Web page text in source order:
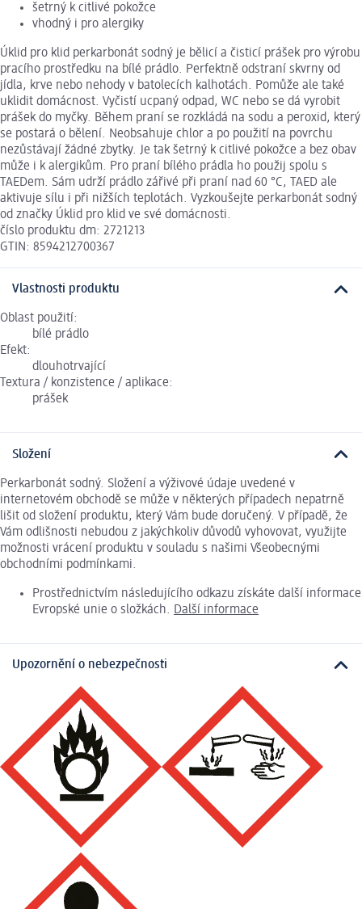
šetrný k citlivé pokožce
vhodný i pro alergiky
Úklid pro klid perkarbonát sodný je bělicí a čisticí prášek pro výrobu
pracího prostředku na bílé prádlo. Perfektně odstraní skvrny od
jídla, krve nebo nehody v batolecích kalhotách. Pomůže ale také
uklidit domácnost. Vyčistí ucpaný odpad, WC nebo se dá vyrobit
prášek do myčky. Během praní se rozkládá na sodu a peroxid, který
se postará o bělení. Neobsahuje chlor a po použití na povrchu
nezůstávají žádné zbytky. Je tak šetrný k citlivé pokožce a bez obav
může i k alergikům. Pro praní bílého prádla ho použij spolu s
TAEDem. Sám udrží prádlo zářivé při praní nad 60 °C, TAED ale
aktivuje sílu i při nižších teplotách. Vyzkoušejte perkarbonát sodný
od značky Úklid pro klid ve své domácnosti.
číslo produktu dm: 2721213
GTIN: 8594212700367
Vlastnosti produktu
Oblast použití:
bílé prádlo
Efekt:
dlouhotrvající
Textura / konzistence / aplikace:
prášek
Složení
Perkarbonát sodný. Složení a výživové údaje uvedené v
internetovém obchodě se může v některých případech nepatrně
lišit od složení produktu, který Vám bude doručený. V případě, že
Vám odlišnosti nebudou z jakýchkoliv důvodů vyhovovat, využijte
možnosti vrácení produktu v souladu s našimi Všeobecnými
obchodními podmínkami.
Prostřednictvím následujícího odkazu získáte další informace
Evropské unie o složkách. Další informace
Upozornění o nebezpečnosti